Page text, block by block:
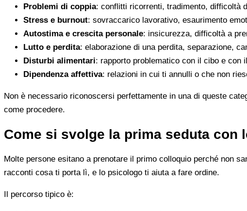
Problemi di coppia: conflitti ricorrenti, tradimento, difficoltà
Stress e burnout: sovraccarico lavorativo, esaurimento
Autostima e crescita personale: insicurezza, difficoltà a
Lutto e perdita: elaborazione di una perdita, separazione,
Disturbi alimentari: rapporto problematico con il cibo e con
Dipendenza affettiva: relazioni in cui ti annulli o che non
Non è necessario riconoscersi perfettamente in una di queste
come procedere.
Come si svolge la prima seduta con
Molte persone esitano a prenotare il primo colloquio perché non
racconti cosa ti porta lì, e lo psicologo ti aiuta a fare ordine.
Il percorso tipico è: